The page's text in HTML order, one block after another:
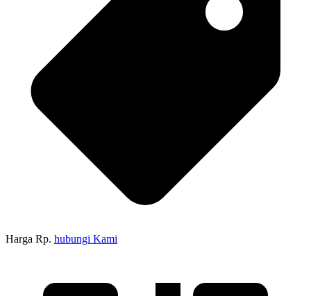
Harga Rp. hubungi Kami